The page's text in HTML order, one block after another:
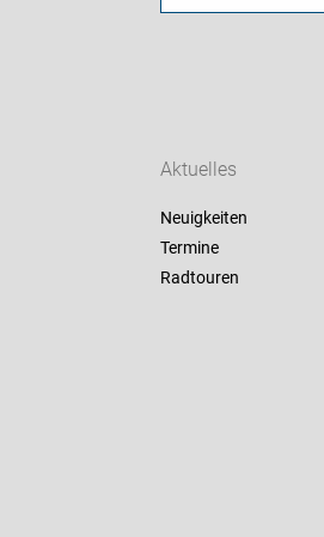
Aktuelles
Neuigkeiten
Termine
Radtouren